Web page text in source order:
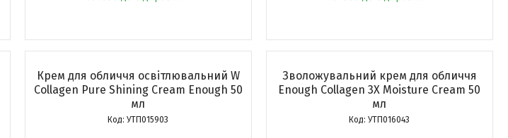
Крем для обличчя освітлювальний W
Collagen Pure Shining Cream Enough 50
мл
УТП015903
Зволожувальний крем для обличчя
Enough Collagen 3X Moisture Cream 50
мл
УТП016043